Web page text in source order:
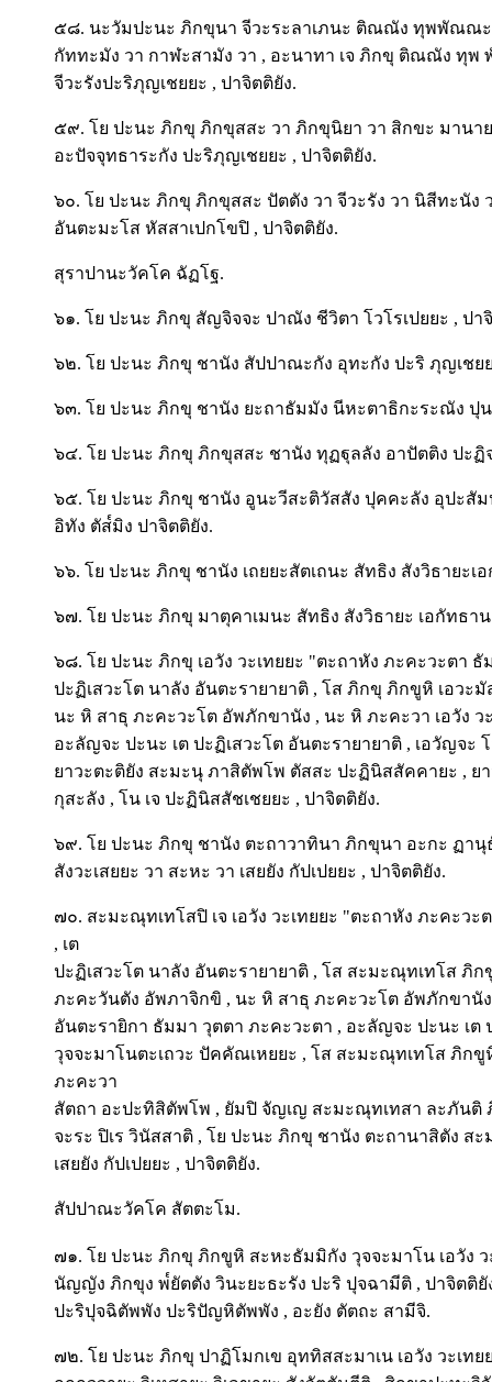
๕๘. นะวัมปะนะ ภิกขุนา จีวะระลาเภนะ ติณณัง ทุพพัณ
กัททะมัง วา กาฬะสามัง วา , อะนาทา เจ ภิกขุ ติณณัง
จีวะรังปะริภุญเชยยะ , ปาจิตติยัง.
๕๙. โย ปะนะ ภิกขุ ภิกขุสสะ วา ภิกขุนิยา วา สิกขะ มานา
อะปัจจุทธาระกัง ปะริภุญเชยยะ , ปาจิตติยัง.
๖๐. โย ปะนะ ภิกขุ ภิกขุสสะ ปัตตัง วา จีวะรัง วา นิสีทะนัง
อันตะมะโส หัสสาเปกโขปิ , ปาจิตติยัง.
สุราปานะวัคโค ฉัฏโฐ.
๖๑. โย ปะนะ ภิกขุ สัญจิจจะ ปาณัง ชีวิตา โวโรเปยยะ , ปา
๖๒. โย ปะนะ ภิกขุ ชานัง สัปปาณะกัง อุทะกัง ปะริ ภุญเชย
๖๓. โย ปะนะ ภิกขุ ชานัง ยะถาธัมมัง นีหะตาธิกะระณัง ปุ
๖๔. โย ปะนะ ภิกขุ ภิกขุสสะ ชานัง ทุฏฐุลลัง อาปัตติง ปะฏิ
๖๕. โย ปะนะ ภิกขุ ชานัง อูนะวีสะติวัสสัง ปุคคะลัง อุปะสั
อิทัง ตัส๎มิง ปาจิตติยัง.
๖๖. โย ปะนะ ภิกขุ ชานัง เถยยะสัตเถนะ สัทธิง สังวิธายะ
๖๗. โย ปะนะ ภิกขุ มาตุคาเมนะ สัทธิง สังวิธายะ เอกัทธ
๖๘. โย ปะนะ ภิกขุ เอวัง วะเทยยะ "ตะถาหัง ภะคะวะตา
ปะฏิเสวะโต นาลัง อันตะรายายาติ , โส ภิกขุ ภิกขูหิ เอวะ
นะ หิ สาธุ ภะคะวะโต อัพภักขานัง , นะ หิ ภะคะวา เอวัง ว
อะลัญจะ ปะนะ เต ปะฏิเสวะโต อันตะรายายาติ , เอวัญจ
ยาวะตะติยัง สะมะนุ ภาสิตัพโพ ตัสสะ ปะฏินิสสัคคายะ , ย
กุสะลัง , โน เจ ปะฏินิสสัชเชยยะ , ปาจิตติยัง.
๖๙. โย ปะนะ ภิกขุ ชานัง ตะถาวาทินา ภิกขุนา อะกะ ฏา
สังวะเสยยะ วา สะหะ วา เสยยัง กัปเปยยะ , ปาจิตติยัง.
๗๐. สะมะณุทเทโสปิ เจ เอวัง วะเทยยะ "ตะถาหัง ภะคะว
, เต
ปะฏิเสวะโต นาลัง อันตะรายายาติ , โส สะมะณุทเทโส ภิ
ภะคะวันตัง อัพภาจิกขิ , นะ หิ สาธุ ภะคะวะโต อัพภักขานัง
อันตะรายิกา ธัมมา วุตตา ภะคะวะตา , อะลัญจะ ปะนะ เ
วุจจะมาโนตะเถวะ ปัคคัณเหยยะ , โส สะมะณุทเทโส ภิกขู
ภะคะวา
สัตถา อะปะทิสิตัพโพ , ยัมปิ จัญเญ สะมะณุทเทสา ละภันติ
จะระ ปิเร วินัสสาติ , โย ปะนะ ภิกขุ ชานัง ตะถานาสิตัง ส
เสยยัง กัปเปยยะ , ปาจิตติยัง.
สัปปาณะวัคโค สัตตะโม.
๗๑. โย ปะนะ ภิกขุ ภิกขูหิ สะหะธัมมิกัง วุจจะมาโน เอวัง
นัญญัง ภิกขุง พ๎ยัตตัง วินะยะธะรัง ปะริ ปุจฉามีติ , ปาจิตติ
ปะริปุจฉิตัพพัง ปะริปัญหิตัพพัง , อะยัง ตัตถะ สามีจิ.
๗๒. โย ปะนะ ภิกขุ ปาฏิโมกเข อุททิสสะมาเน เอวัง วะเท